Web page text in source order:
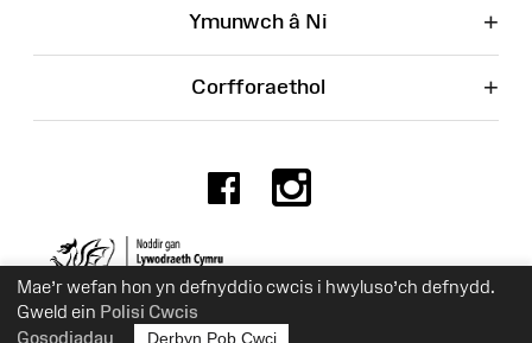
Mae’r wefan hon yn defnyddio cwcis i hwyluso’ch defnydd.
Gweld ein Polisi Cwcis
Gosodiadau
Derbyn Pob Cwci
Ymunwch â Ni +
Corfforaethol +
Facebook
Rhif Elusen 525774